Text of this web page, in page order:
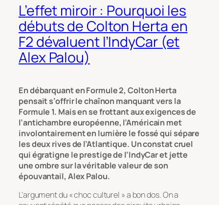
L’effet miroir : Pourquoi les
débuts de Colton Herta en
F2 dévaluent l’IndyCar (et
Alex Palou)
En débarquant en Formule 2, Colton Herta
pensait s’offrir le chaînon manquant vers la
Formule 1. Mais en se frottant aux exigences de
l’antichambre européenne, l’Américain met
involontairement en lumière le fossé qui sépare
les deux rives de l’Atlantique. Un constat cruel
qui égratigne le prestige de l’IndyCar et jette
une ombre sur la véritable valeur de son
épouvantail, Alex Palou.
L’argument du « choc culturel » a bon dos. On a